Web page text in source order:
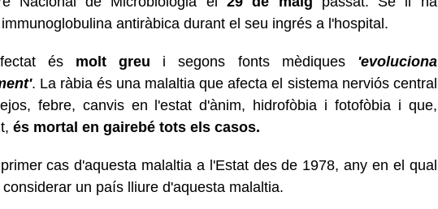
antiràbica durant el seu ingrés a l'hospital.
és molt greu i segons fonts mèdiques 'evoluciona
. La ràbia és una malaltia que afecta el sistema nerviós central
febre, canvis en l'estat d'ànim, hidrofòbia i fotofòbia i que,
és mortal en gairebé tots els casos.
cas d'aquesta malaltia a l'Estat des de 1978, any en el qual
un país lliure d'aquesta malaltia.